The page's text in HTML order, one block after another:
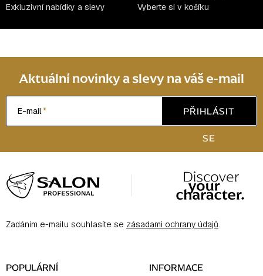
Exkluzivní nabídky a slevy Vyberte si v košíku
Aktuální novinky a slevy na váš e-mail
E-mail
PŘIHLÁSIT
SE
á
p
Zadáním e-mailu souhlasíte se zásadami ochrany údajů.
POPULÁRNÍ INFORMACE